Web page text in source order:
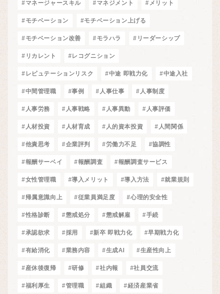
#マネージャースキル #マネジメント #メリット
#モチベーション #モチベーション上げる
#モチベーション改善 #モラハラ #リーダーシップ
#リカレント #レコグニション
#レピュテーションリスク #中途 即戦力化 #中途入社
#中間管理職 #事例 #人事仕事 #人事制度
#人事労務 #人事戦略 #人事異動 #人事評価
#人材投資 #人材育成 #人的資本投資 #人間関係
#他責思考 #企業評判 #労働力不足 #協調性
#報酬サーベイ #報酬調査 #報酬調査サービス
#女性管理職 #導入メリット #導入方法 #就業規則
#帰属意識向上 #従業員満足度 #心理的安全性
#性格診断 #懲戒処分 #懲戒解雇 #手続
#承認欲求 #採用 #新卒 即戦力化 #早期戦力化
#有給消化 #業務内容 #生成AI #生産性向上
#産休後復帰 #研修 #社内報 #社員交流
#福利厚生 #管理職 #組織 #経済産業省